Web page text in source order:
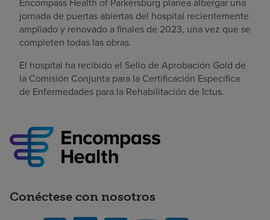
jornada de puertas abiertas del hospital recientemente
ampliado y renovado a finales de 2023, una vez que se
completen todas las obras.
El hospital ha recibido el Sello de Aprobación Gold de
la Comisión Conjunta para la Certificación Específica
de Enfermedades para la Rehabilitación de Ictus.
Conéctese con nosotros